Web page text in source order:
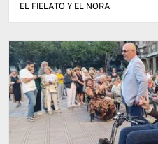
EL FIELATO Y EL NORA